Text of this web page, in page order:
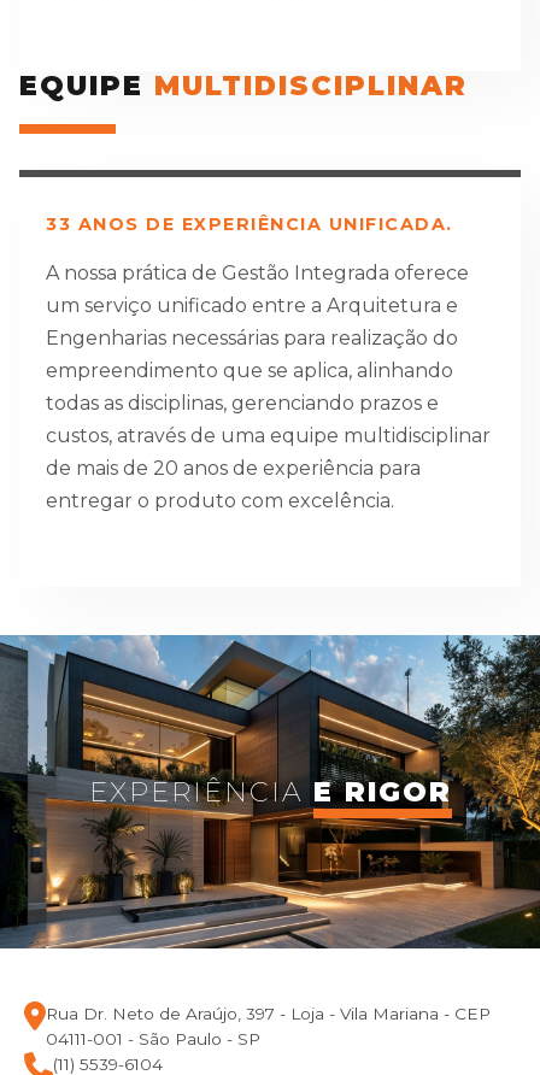
EQUIPE MULTIDISCIPLINAR
33 ANOS DE EXPERIÊNCIA UNIFICADA.
A nossa prática de Gestão Integrada oferece
um serviço unificado entre a Arquitetura e
Engenharias necessárias para realização do
empreendimento que se aplica, alinhando
todas as disciplinas, gerenciando prazos e
custos, através de uma equipe multidisciplinar
de mais de 20 anos de experiência para
entregar o produto com excelência.
EXPERIÊNCIA E RIGOR
Rua Dr. Neto de Araújo, 397 - Loja - Vila Mariana - CEP
04111-001 - São Paulo - SP
(11) 5539-6104